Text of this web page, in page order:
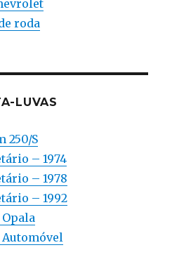
roda
LUVAS
250/S
– 1974
– 1978
– 1992